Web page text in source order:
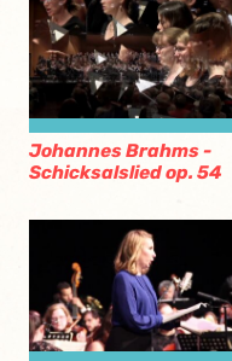
Johannes Brahms -
Schicksalslied op. 54